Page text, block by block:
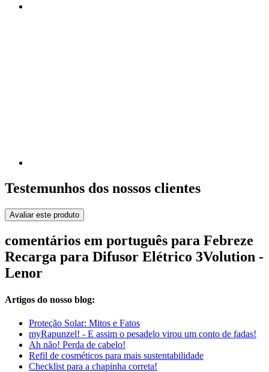
Testemunhos dos nossos clientes
Avaliar este produto
comentários em português para Febreze
Recarga para Difusor Elétrico 3Volution -
Lenor
Artigos do nosso blog:
Proteção Solar: Mitos e Fatos
myRapunzel! - E assim o pesadelo virou um conto de fadas!
Ah não! Perda de cabelo!
Refil de cosméticos para mais sustentabilidade
Checklist para a chapinha correta!